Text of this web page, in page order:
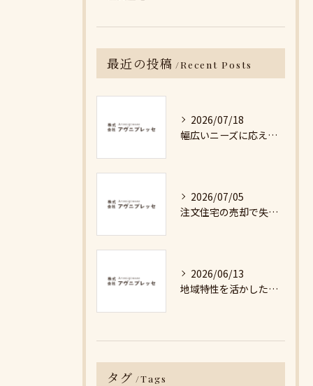
最近の投稿 Recent Posts
2026/07/18
幅広いニーズに応える不動産売却の現実と対策
2026/07/05
注文住宅の売却で失敗しないための詳細ガイド
2026/06/13
地域特性を活かした最適な不動産売却戦略の秘訣
タグ Tags